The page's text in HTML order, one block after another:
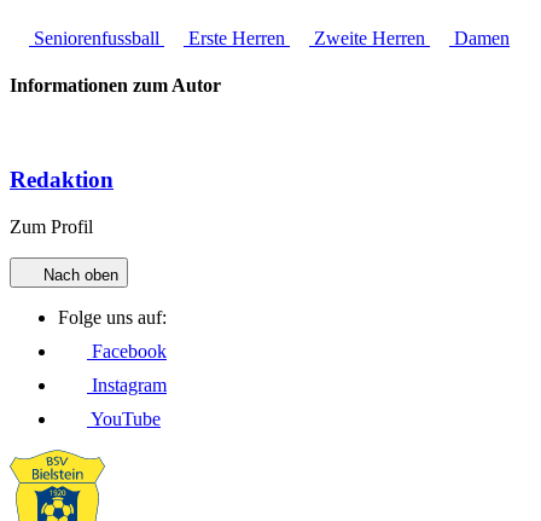
Seniorenfussball Erste Herren Zweite Herren Damen
Informationen zum Autor
Redaktion
Zum Profil
Nach oben
Folge uns auf:
Facebook
Instagram
YouTube